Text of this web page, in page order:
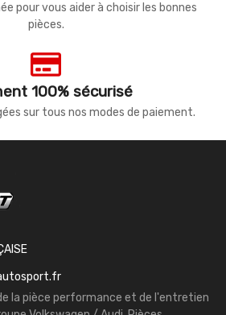
pour vous aider à choisir les bonnes
pièces.
100% sécurisé
sur tous nos modes de paiement.
la pièce performance et de l'entretien